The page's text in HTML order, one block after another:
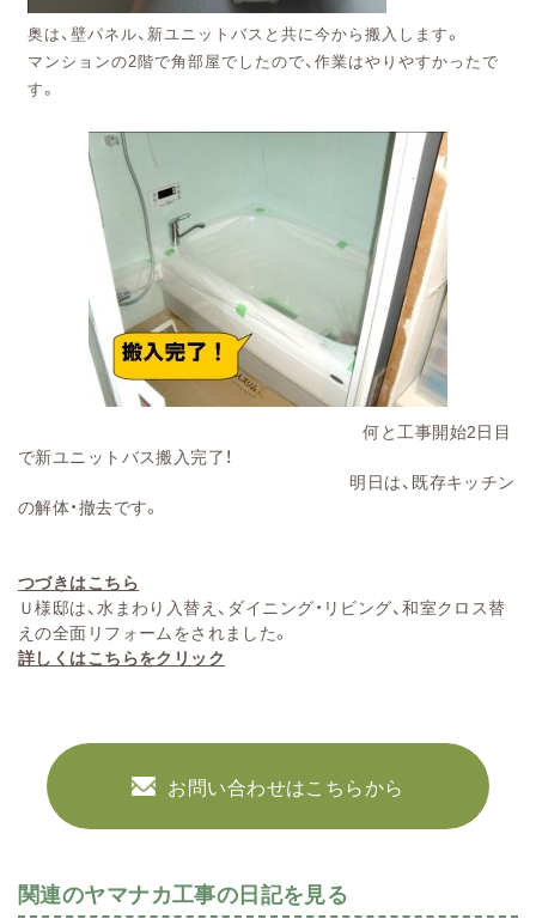
奥は、壁パネル、新ユニットバスと共に今から搬入します。
マンションの2階で角部屋でしたので、作業はやりやすかったで
す。
何と工事開始2日目
で新ユニットバス搬入完了！
明日は、既存キッチン
の解体・撤去です。
つづきはこちら
Ｕ様邸は、水まわり入替え、ダイニング・リビング、和室クロス替
えの全面リフォームをされました。
詳しくはこちらをクリック
お問い合わせはこちらから
関連のヤマナカ工事の日記を見る